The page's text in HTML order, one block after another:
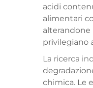
acidi
alimentari
alterandone
privilegiano
La ricerca
chimica. Le